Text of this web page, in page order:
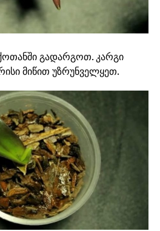
გადარგოთ. კარგი
მიწით უზრუნველყეთ.